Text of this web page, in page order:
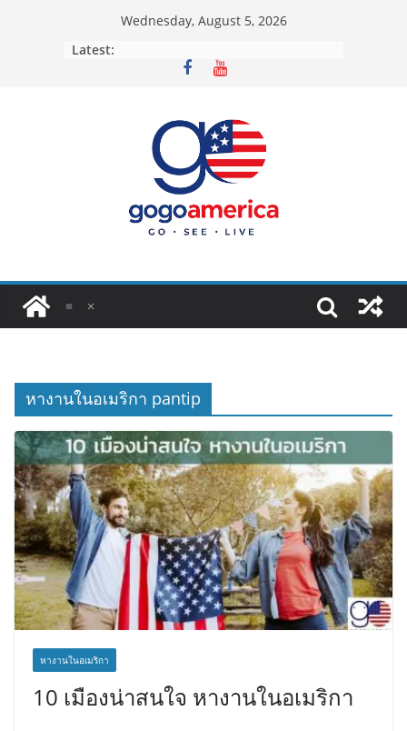
Wednesday, August 5, 2026
Latest:
หางานในอเมริกา pantip
หางานในอเมริกา
10 เมืองน่าสนใจ หางานในอเมริกา